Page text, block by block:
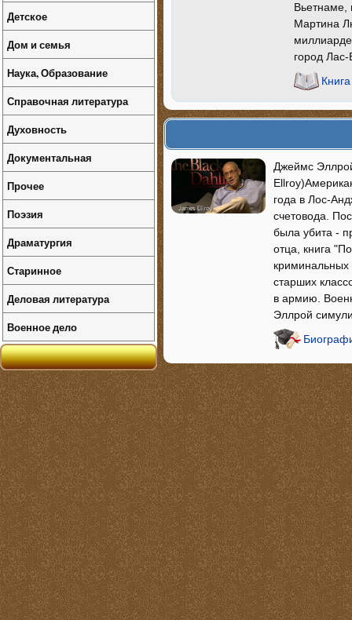
Вьетнаме,
Мартина
город Лас-
Джеймс
года в Лос-
счетовода.
была убита -
отца, книга
старших
в армию.
Эллрой
Детское
Дом и семья
Наука, Образование
Справочная литература
Духовность
Документальная
Прочее
Поэзия
Драматургия
Старинное
Деловая литература
Военное дело